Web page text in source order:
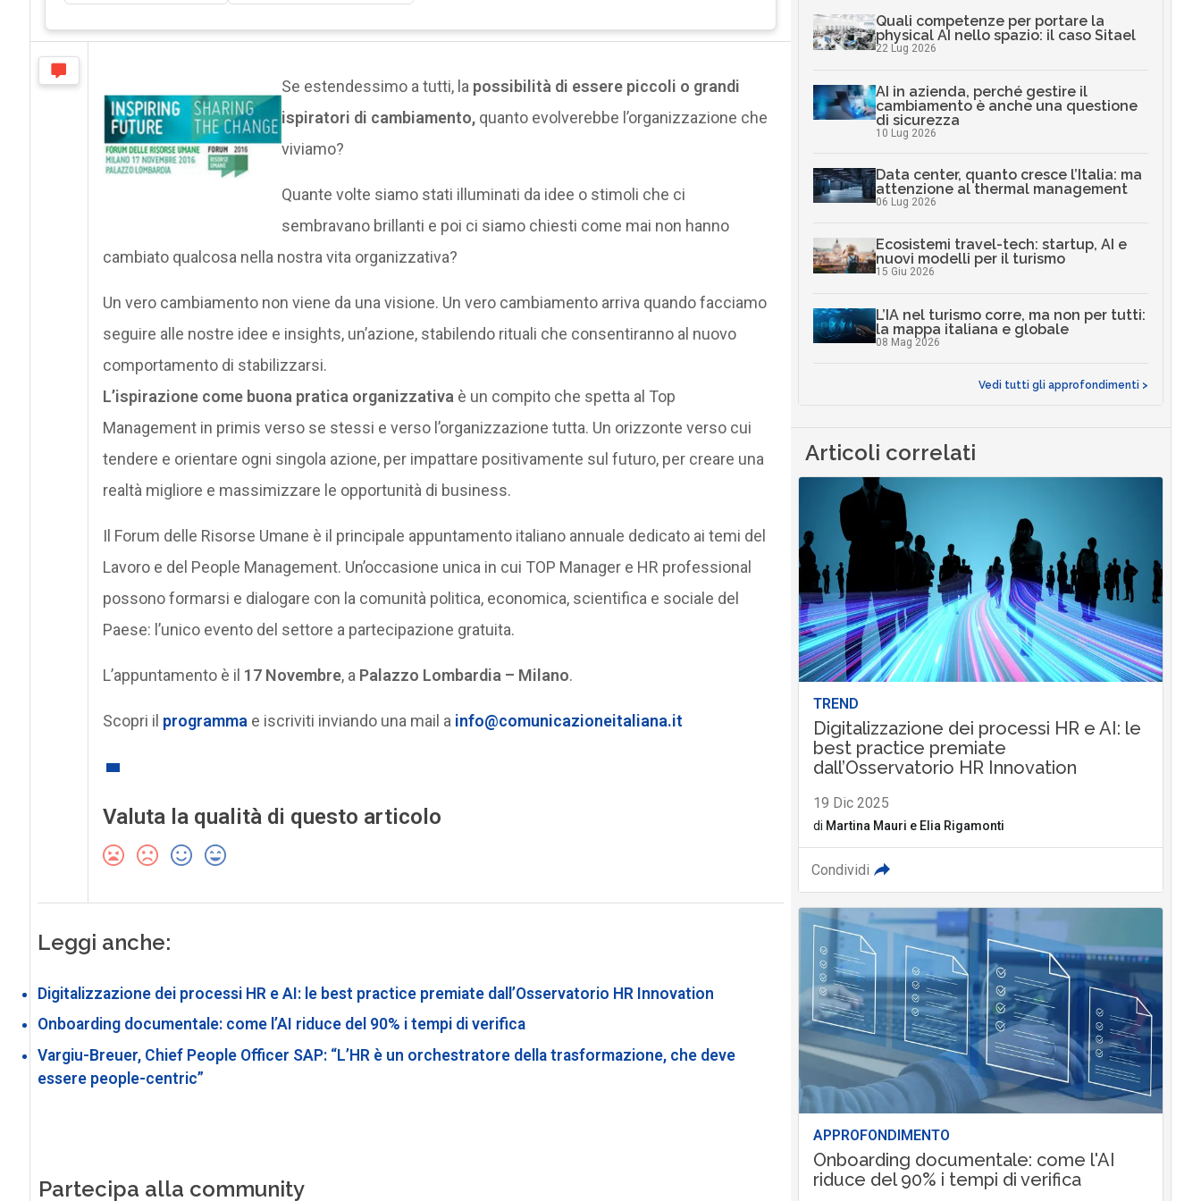
Se estendessimo a tutti, la possibilità di essere piccoli o grandi
ispiratori di cambiamento,quanto evolverebbe l’organizzazione che
viviamo?
Quante volte siamo stati illuminati da idee o stimoli che ci
sembravano brillanti e poi ci siamo chiesti come mai non hanno
cambiato qualcosa nella nostra vita organizzativa?
Un vero cambiamento non viene da una visione. Un vero cambiamento arriva quando facciamo
seguire alle nostre idee e insights, un’azione, stabilendo rituali che consentiranno al nuovo
comportamento di stabilizzarsi.
L’ispirazione come buona pratica organizzativa è un compito che spetta al Top
Management in primis verso se stessi e verso l’organizzazione tutta. Un orizzonte verso cui
tendere e orientare ogni singola azione, per impattare positivamente sul futuro, per creare una
realtà migliore e massimizzare le opportunità di business.
Il Forum delle Risorse Umane è il principale appuntamento italiano annuale dedicato ai temi del
Lavoro e del People Management. Un’occasione unica in cui TOP Manager e HR professional
possono formarsi e dialogare con la comunità politica, economica, scientifica e sociale del
Paese: l’unico evento del settore a partecipazione gratuita.
L’appuntamento è il 17 Novembre, a Palazzo Lombardia – Milano.
Scopri il programma e iscriviti inviando una mail a info@comunicazioneitaliana.it
Valuta la qualità di questo articolo
Leggi anche:
Digitalizzazione dei processi HR e AI: le best practice premiate dall’Osservatorio HR Innovation
Onboarding documentale: come l’AI riduce del 90% i tempi di verifica
Vargiu-Breuer, Chief People Officer SAP: “L’HR è un orchestratore della trasformazione, che deve
essere people-centric”
Partecipa alla community
Quali competenze per portare la
physical AI nello spazio: il caso Sitael
22 Lug 2026
AI in azienda, perché gestire il
cambiamento è anche una questione
di sicurezza
10 Lug 2026
Data center, quanto cresce l’Italia: ma
attenzione al thermal management
06 Lug 2026
Ecosistemi travel-tech: startup, AI e
nuovi modelli per il turismo
15 Giu 2026
L’IA nel turismo corre, ma non per tutti:
la mappa italiana e globale
08 Mag 2026
Vedi tutti gli approfondimenti >
Articoli correlati
TREND
Digitalizzazione dei processi HR e AI: le
best practice premiate
dall’Osservatorio HR Innovation
19 Dic 2025
di Martina Mauri e Elia Rigamonti
Condividi
APPROFONDIMENTO
Onboarding documentale: come l'AI
riduce del 90% i tempi di verifica